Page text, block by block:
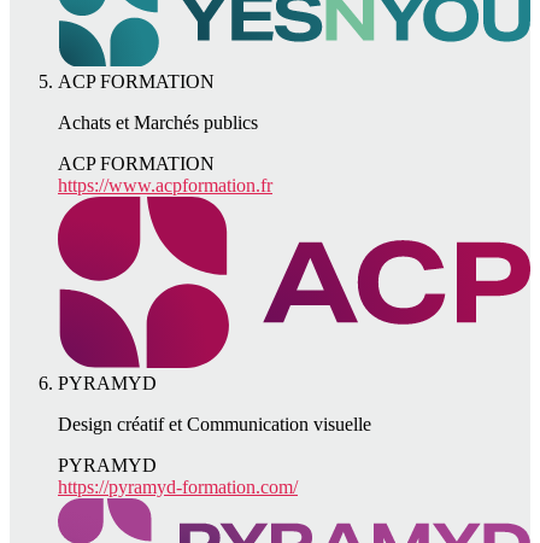
ACP FORMATION
Achats et Marchés publics
ACP FORMATION
https://www.acpformation.fr
PYRAMYD
Design créatif et Communication visuelle
PYRAMYD
https://pyramyd-formation.com/